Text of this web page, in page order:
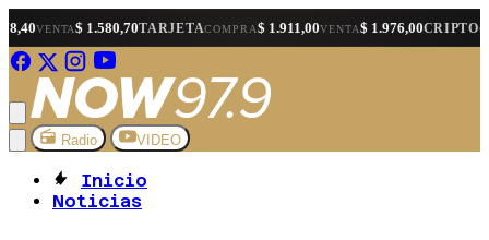
TARJETACOMPRA$ 1.911,00VENTA $ 1.976,00CRIPTOCOMPRA$
Radio VIDEO
Inicio
Noticias